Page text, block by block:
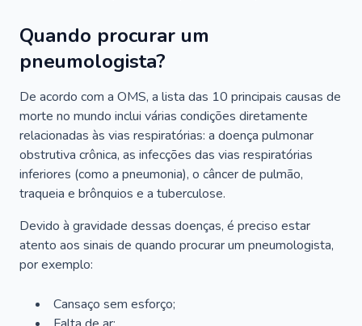
Quando procurar um
pneumologista?
De acordo com a OMS, a lista das 10 principais causas de
morte no mundo inclui várias condições diretamente
relacionadas às vias respiratórias: a doença pulmonar
obstrutiva crônica, as infecções das vias respiratórias
inferiores (como a pneumonia), o câncer de pulmão,
traqueia e brônquios e a tuberculose.
Devido à gravidade dessas doenças, é preciso estar
atento aos sinais de quando procurar um pneumologista,
por exemplo:
Cansaço sem esforço;